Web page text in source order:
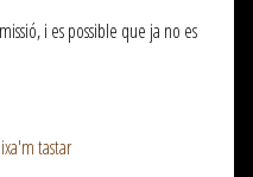
i es possible que ja no es
tastar